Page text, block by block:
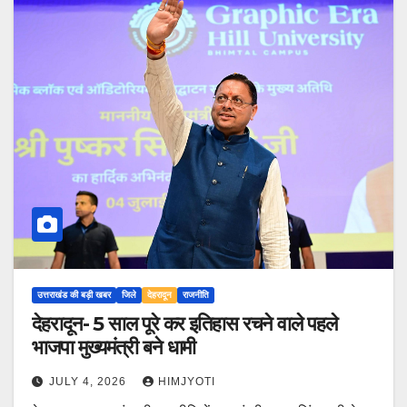
उत्तराखंड की बड़ी खबर जिले देहरादून राजनीति
देहरादून- 5 साल पूरे कर इतिहास रचने वाले पहले
भाजपा मुख्यमंत्री बने धामी
JULY 4, 2026 HIMJYOTI